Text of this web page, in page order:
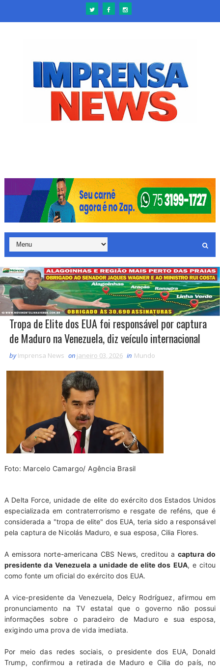
Tropa de Elite dos EUA foi responsável por captura
de Maduro na Venezuela, diz veículo internacional
by Imprensa News on janeiro 03, 2026 in Mundo
Foto: Marcelo Camargo/ Agência Brasil
A Delta Force, unidade de elite do exército dos Estados Unidos
especializada em contraterrorismo e resgate de reféns, que é
considerada a "tropa de elite" dos EUA, teria sido a responsável
pela captura de Nicolás Maduro, e sua esposa, Cilia Flores.
A emissora norte-americana CBS News, creditou a captura do
presidente da Venezuela a unidade de elite dos EUA, e citou
como fonte um oficial do exército dos EUA.
A vice-presidente da Venezuela, Delcy Rodríguez, afirmou em
pronunciamento na TV estatal que o governo não possui
informações sobre o paradeiro de Maduro e sua esposa,
exigindo uma prova de vida imediata.
Por meio das redes sociais, o presidente dos EUA, Donald
Trump, confirmou a retirada de Maduro e Cilia do país, no